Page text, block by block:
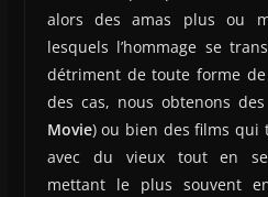
alors des amas plus ou
lesquels l’hommage se
détriment de toute forme
des cas, nous obtenons
Movie) ou bien des films
avec du vieux tout en se
mettant le plus souvent